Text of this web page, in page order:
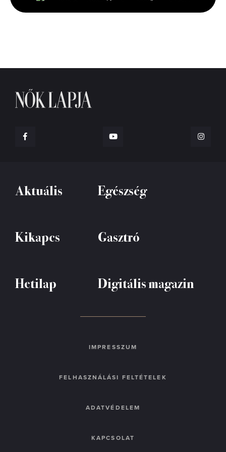
seconds
Aktuális Egészség
Kikapcs Gasztró
Hetilap Digitális magazin
IMPRESSZUM
FELHASZNÁLÁSI FELTÉTELEK
ADATVÉDELEM
KAPCSOLAT